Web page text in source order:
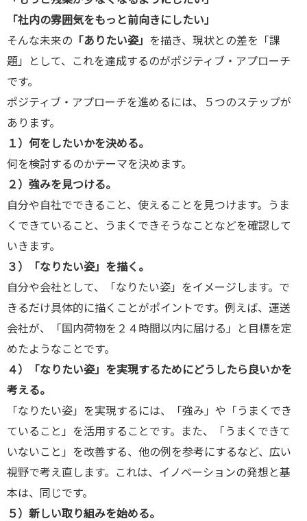
「社内の雰囲気をもっと前向きにしたい」
そんな未来の 「ありたい姿」 を描き、現状との差を「課
題」として、これを達成するのがポジティブ・アプローチ
です。
ポジティブ・アプローチを進めるには、５つのステップが
あります。
１）何をしたいかを決める。
何を検討するのかテーマを決めます。
２）強みを見つける。
自分や自社でできること、使えることを見つけます。うま
くできていること、うまくできそうなことなどを確認して
いきます。
３）「なりたい姿」を描く。
自分や会社として、「なりたい姿」をイメージします。で
きるだけ具体的に描くことがポイントです。例えば、運送
会社が、「国内荷物を２４時間以内に届ける」と目標を定
めたようなことです。
４）「なりたい姿」を実現するためにどうしたら良いかを
考える。
「なりたい姿」を実現するには、「強み」や「うまくでき
ていること」を活用することです。また、「うまくできて
いないこと」を改善する、他の例を参考にするなど、広い
視野で考え直します。これは、イノベーションの発想と基
本は、同じです。
５）新しい取り組みを始める。